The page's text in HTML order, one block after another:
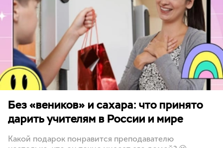
Без «веников» и сахара: что принято
дарить учителям в России и мире
Какой подарок понравится преподавателю